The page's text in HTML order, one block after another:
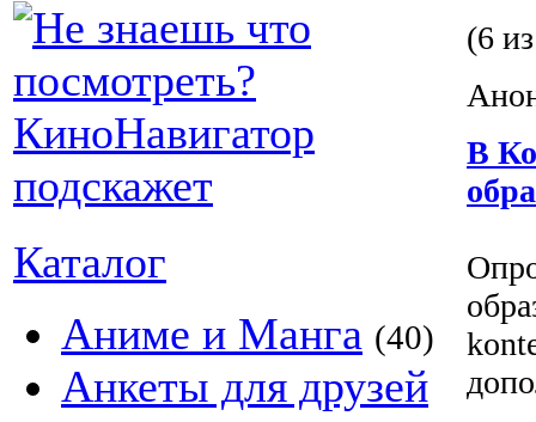
Каталог
Аниме и Манга (40)
Анкеты для друзей
(6
В